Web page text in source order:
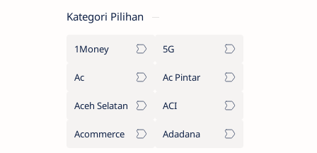
Kategori Pilihan
1Money 5G
Ac Ac Pintar
Aceh Selatan ACI
Acommerce Adadana